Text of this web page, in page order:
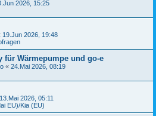
2026, 15:25
19.Jun 2026, 19:48
für Wärmepumpe und go-e
« 24.Mai 2026, 08:19
13.Mai 2026, 05:11
EU)/Kia (EU)